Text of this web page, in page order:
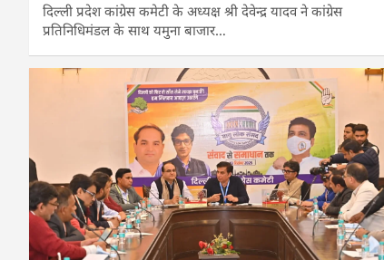
दिल्ली प्रदेश कांग्रेस कमेटी के अध्यक्ष श्री देवेन्द्र यादव ने कांग्रेस
प्रतिनिधिमंडल के साथ यमुना बाजार…